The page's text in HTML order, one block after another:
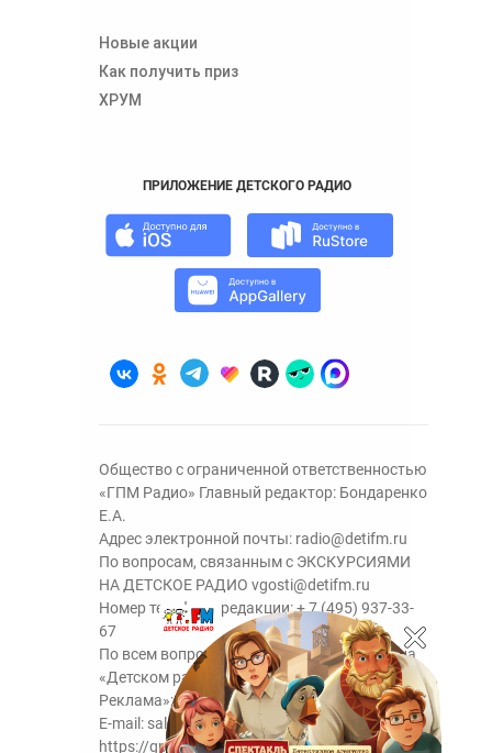
Новые акции
Как получить приз
ХРУМ
ПРИЛОЖЕНИЕ ДЕТСКОГО РАДИО
Общество с ограниченной ответственностью
«ГПМ Радио» Главный редактор: Бондаренко
Е.А.
Адрес электронной почты: radio@detifm.ru
По вопросам, связанным с ЭКСКУРСИЯМИ
НА ДЕТСКОЕ РАДИО vgosti@detifm.ru
Номер телефона редакции:+ 7 (495) 937-33-
67
По всем вопросам размещения рекламы на
«Детском радио» - сейлз-хаус «ГПМ
Реклама»:+7 (495) 921-40-41
E-mail: sales@gazprom-media.ru
https://gpmsaleshouse.ru/